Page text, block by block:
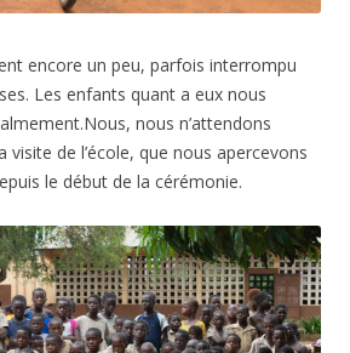
encore un peu, parfois interrompu
Les enfants quant a eux nous
nous n’attendons
visite de l’école, que nous apercevons
le début de la cérémonie.